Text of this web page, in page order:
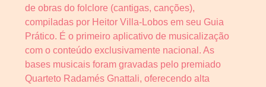
de obras do folclore (cantigas, canções),
compiladas por Heitor Villa-Lobos em seu Guia
Prático. É o primeiro aplicativo de musicalização
com o conteúdo exclusivamente nacional. As
bases musicais foram gravadas pelo premiado
Quarteto Radamés Gnattali, oferecendo alta